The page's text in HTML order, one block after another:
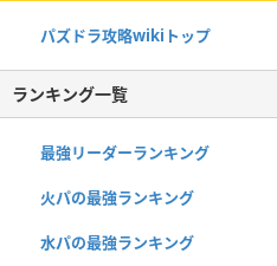
パズドラ攻略wikiトップ
ランキング一覧
最強リーダーランキング
火パの最強ランキング
水パの最強ランキング